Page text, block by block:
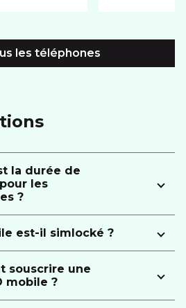
les téléphones
la durée de
les
?
est-il simlocké ?
souscrire une
mobile ?